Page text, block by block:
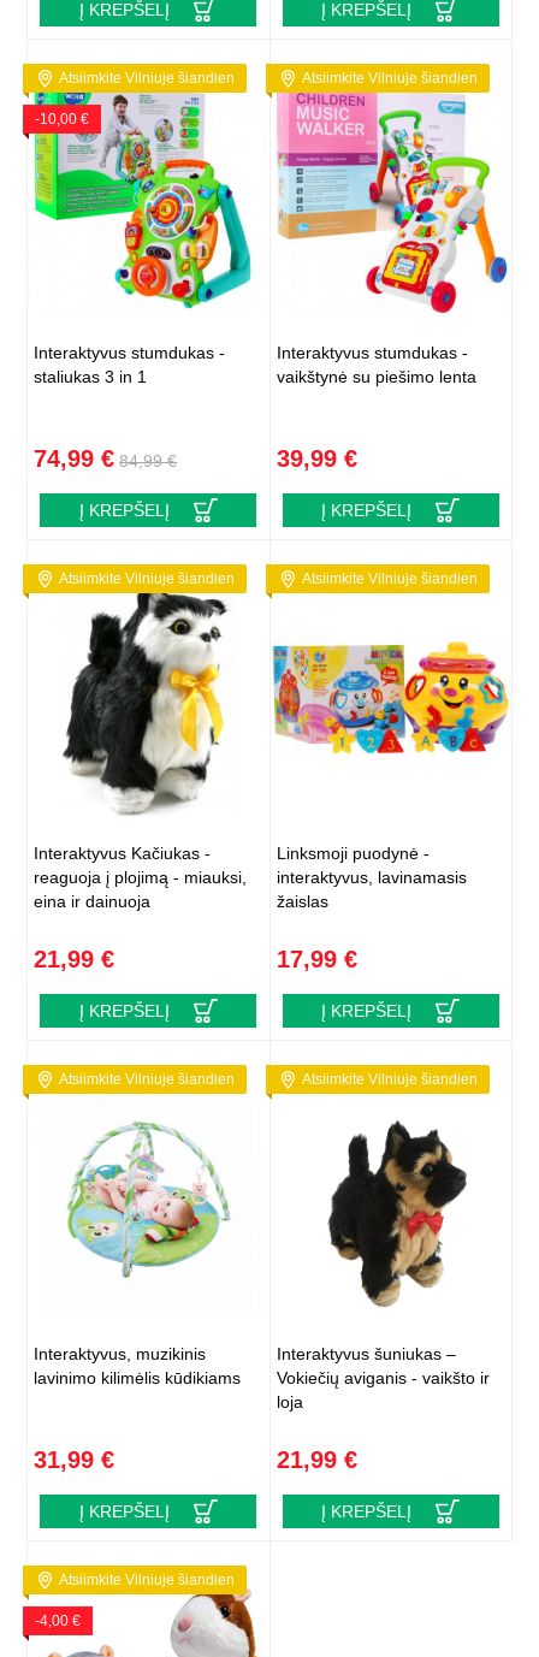
Į KREPŠELĮ Į KREPŠELĮ
Atsiimkite Vilniuje šiandien
-10,00 €
Interaktyvus stumdukas -
staliukas 3 in 1
74,99 € 84,99 €
Į KREPŠELĮ
Atsiimkite Vilniuje šiandien
Interaktyvus stumdukas -
vaikštynė su piešimo lenta
39,99 €
Į KREPŠELĮ
Atsiimkite Vilniuje šiandien
Interaktyvus Kačiukas -
reaguoja į plojimą - miauksi,
eina ir dainuoja
21,99 €
Į KREPŠELĮ
Atsiimkite Vilniuje šiandien
Linksmoji puodynė -
interaktyvus, lavinamasis
žaislas
17,99 €
Į KREPŠELĮ
Atsiimkite Vilniuje šiandien
Interaktyvus, muzikinis
lavinimo kilimėlis kūdikiams
31,99 €
Į KREPŠELĮ
Atsiimkite Vilniuje šiandien
Interaktyvus šuniukas –
Vokiečių aviganis - vaikšto ir
loja
21,99 €
Į KREPŠELĮ
Atsiimkite Vilniuje šiandien
-4,00 €